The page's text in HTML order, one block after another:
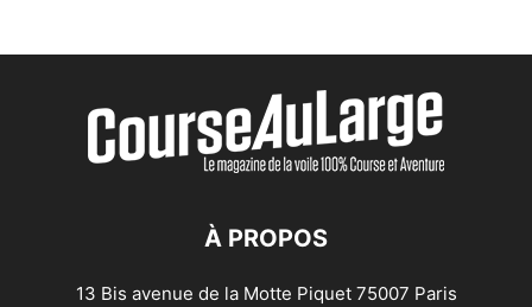
À PROPOS
13 Bis avenue de la Motte Piquet 75007 Paris